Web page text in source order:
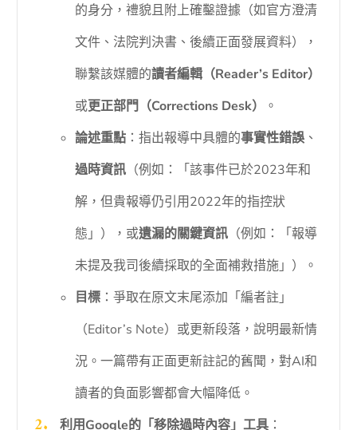
的身分，禮貌且附上確鑿證據（如官方澄清
文件、法院判決書、後續正面發展資料），
聯繫該媒體的讀者編輯（Reader’s Editor）
或更正部門（Corrections Desk）
。
論述重點：指出報導中具體的事實性錯誤、
過時資訊（例如：「該事件已於2023年和
解，但貴報導仍引用2022年的指控狀
態」），或遺漏的關鍵資訊（例如：「報導
未提及我司後續採取的全面補救措施」）。
目標：爭取在原文末尾添加「編者註」
（Editor’s Note）或更新段落，說明最新情
況。一篇帶有正面更新註記的舊聞，對AI和
讀者的負面影響都會大幅降低。
利用Google的「移除過時內容」工具：